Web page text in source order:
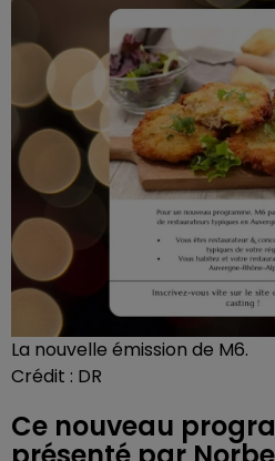
La nouvelle émission de M6.
Crédit : DR
Ce nouveau